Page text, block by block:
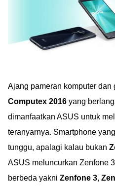
Ajang pameran komputer dan
Computex 2016 yang
dimanfaatkan ASUS untuk
teranyarnya. Smartphone
tunggu, apalagi kalau bukan
ASUS meluncurkan Zenfone
berbeda yakni Zenfone 3,